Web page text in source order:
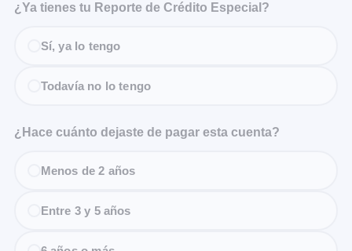
¿Ya tienes tu Reporte de Crédito Especial?
Sí, ya lo tengo
Todavía no lo tengo
¿Hace cuánto dejaste de pagar esta cuenta?
Menos de 2 años
Entre 3 y 5 años